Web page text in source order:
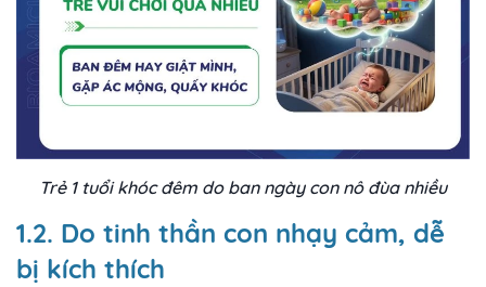
Trẻ 1 tuổi khóc đêm do ban ngày con nô đùa nhiều
1.2. Do tinh thần con nhạy cảm, dễ
bị kích thích